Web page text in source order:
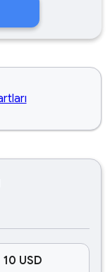
10 USD